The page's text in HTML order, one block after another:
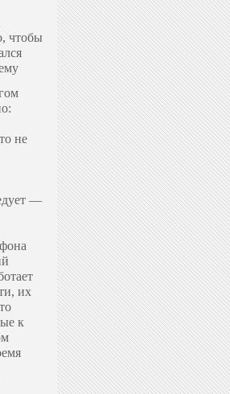
чтобы
не
—
их
к